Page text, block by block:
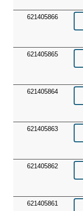
621405866
621405865
621405864
621405863
621405862
621405861